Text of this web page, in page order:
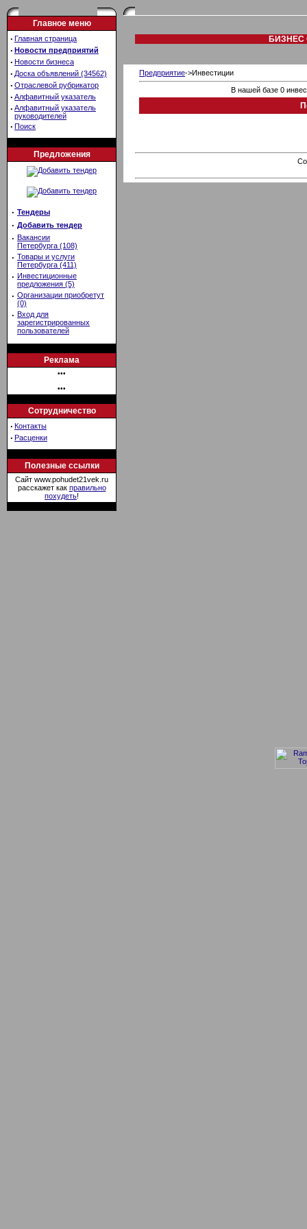
Главное меню
· Главная страница
· Новости предприятий
· Новости бизнеса
· Доска объявлений (34562)
· Отраслевой рубрикатор
· Алфавитный указатель
· Алфавитный указатель
руководителей
· Поиск
Предложения
· Тендеры
· Добавить тендер
· Вакансии
Петербурга (108)
· Товары и услуги
Петербурга (411)
· Инвестиционные
предложения (5)
· Организации приобретут
(0)
· Вход для
зарегистрированных
пользователей
Реклама
•••
•••
Сотрудничество
· Контакты
· Расценки
Полезные ссылки
Сайт www.pohudet21vek.ru
расскажет как правильно
похудеть!
БИЗНЕС
Предприятие->Инвестиции
В нашей базе 0